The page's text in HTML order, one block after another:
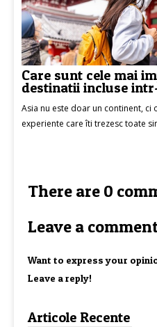
Care sunt cele mai
destinatii incluse
Asia nu este doar un continent, ci
experiente care îti trezesc toate
There are 0
Leave a
Want to express your
Leave a reply!
Articole Recente